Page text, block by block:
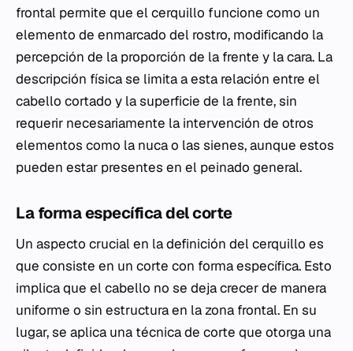
frontal permite que el cerquillo funcione como un
elemento de enmarcado del rostro, modificando la
percepción de la proporción de la frente y la cara. La
descripción física se limita a esta relación entre el
cabello cortado y la superficie de la frente, sin
requerir necesariamente la intervención de otros
elementos como la nuca o las sienes, aunque estos
pueden estar presentes en el peinado general.
La forma específica del corte
Un aspecto crucial en la definición del cerquillo es
que consiste en un corte con forma específica. Esto
implica que el cabello no se deja crecer de manera
uniforme o sin estructura en la zona frontal. En su
lugar, se aplica una técnica de corte que otorga una